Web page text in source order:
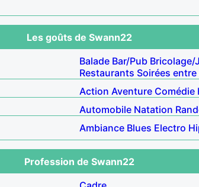
Les goûts de Swann22
Balade Bar/Pub Bricolage/
Restaurants Soirées entre
Action Aventure Comédie
Automobile Natation
Ambiance Blues Electro
Profession de Swann22